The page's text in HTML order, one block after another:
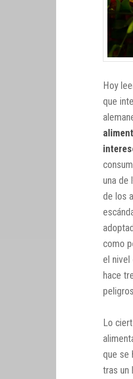
Hoy
que
una de
de los
como
el
hace
Lo
que se
tras un